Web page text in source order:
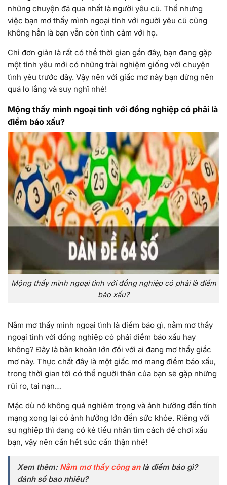
những chuyện đã qua nhất là người yêu cũ. Thế nhưng
việc bạn mơ thấy mình ngoại tình với người yêu cũ cũng
không hẳn là bạn vẫn còn tình cảm với họ.
Chỉ đơn giản là rất có thể thời gian gần đây, bạn đang gặp
một tình yêu mới có những trải nghiệm giống với chuyện
tình yêu trước đây. Vậy nên với giấc mơ này bạn đừng nên
quá lo lắng và suy nghĩ nhé!
Mộng thấy mình ngoại tình với đồng nghiệp có phải là
điềm báo xấu?
Mộng thấy mình ngoại tình với đồng nghiệp có phải là điềm
báo xấu?
Nằm mơ thấy mình ngoại tình là điềm báo gì, nằm mơ thấy
ngoại tình với đồng nghiệp có phải điềm báo xấu hay
không? Đây là băn khoăn lớn đối với ai đang mơ thấy giấc
mơ này. Thực chất đây là một giấc mơ mang điềm báo xấu,
trong thời gian tới có thể người thân của bạn sẽ gặp những
rủi ro, tai nạn…
Mặc dù nó không quá nghiêm trọng và ảnh hưởng đến tính
mạng xong lại có ảnh hưởng lớn đến sức khỏe. Riêng với
sự nghiệp thì đang có kẻ tiểu nhân tìm cách để chơi xấu
bạn, vậy nên cần hết sức cẩn thận nhé!
Xem thêm: Nằm mơ thấy công anlà điềm báo gì?
đánh số bao nhiêu?